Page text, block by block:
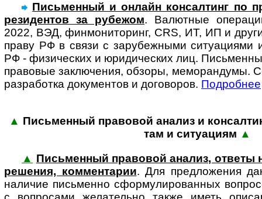
Письменный и онлайн консал­тинг по
ре­зи­ден­тов за ру­бе­жом. Ва­лют­ные
2022, ВЭД, фин­мо­ни­то­ринг, CRS, ИТ, ИП и
праву РФ в связи с за­ру­беж­ны­ми ситу­ациями
РФ - физи­чес­ких и юри­ди­чес­ких лиц.
право­вые заклю­чения, обзоры, ме­мо­ран­ду­мы.
разра­ботка доку­ментов и до­го­во­ров. Подробнее
▲ Письменный правовой анализ и
там и ситу­а­циям ▲
▲ Письменный правовой анализ, ответы
решения, комментарии. Для пред­ло­же­ния
наличие письменно сформулированных